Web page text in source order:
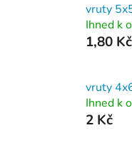
vruty
Ihned k
1,80 Kč
vruty
Ihned k
2 Kč